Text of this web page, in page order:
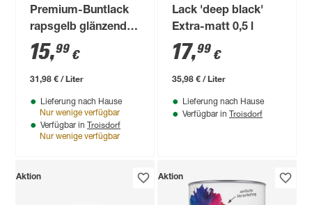
Premium-Buntlack
rapsgelb glänzend
500 ml
15,99 €
31,98 € / Liter
Lieferung nach Hause
Nur wenige verfügbar
Verfügbar in Troisdorf
Nur wenige verfügbar
Lack 'deep black'
Extra-matt 0,5 l
17,99 €
35,98 € / Liter
Lieferung nach Hause
Verfügbar in Troisdorf
Aktion Aktion